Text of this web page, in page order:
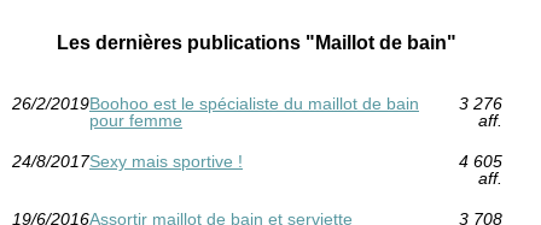
Les dernières publications "Maillot de bain"
26/2/2019Boohoo est le spécialiste du maillot de bain
pour femme
3 276
aff.
24/8/2017Sexy mais sportive !
4 605
aff.
19/6/2016Assortir maillot de bain et serviette
3 708